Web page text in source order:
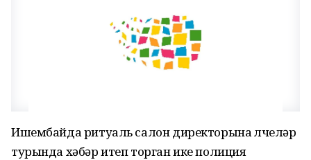
Ишембайда ритуаль салон директорына үлүчеләр
турында хәбәр итеп торган ике полиция